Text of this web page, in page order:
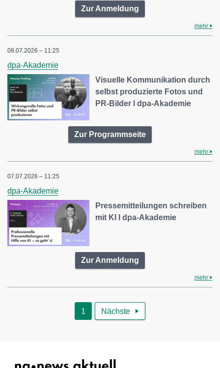
Zur Anmeldung
mehr
08.07.2026 – 11:25
dpa-Akademie
Visuelle Kommunikation durch
selbst produzierte Fotos und
PR-Bilder l dpa-Akademie
Zur Programmseite
mehr
07.07.2026 – 11:25
dpa-Akademie
Pressemitteilungen schreiben
mit KI I dpa-Akademie
Zur Anmeldung
mehr
1 Nächste 